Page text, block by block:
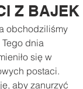
Z BAJEK
obchodziliśmy
dnia
się w
postaci.
aby zanurzyć